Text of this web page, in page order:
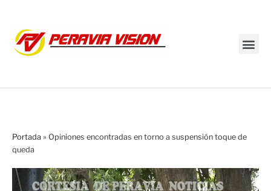
Portada » Opiniones encontradas en torno a suspensión toque de
queda